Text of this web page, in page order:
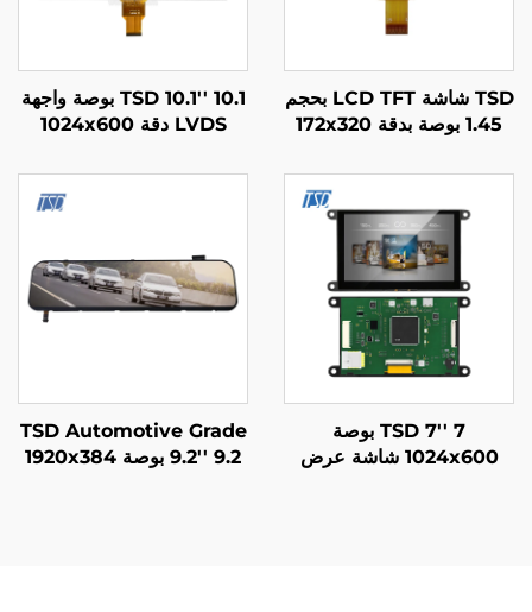
TSD شاشة LCD TFT بحجم
1.45 بوصة بدقة 172x320
برقاقة ST7789V3 IPS
TSD 10.1'' 10.1 بوصة واجهة
LVDS دقة 1024x600
لوحدات طبية
TSD 7'' 7 بوصة
1024x600 شاشة عرض
TSD Automotive Grade
9.2'' 9.2 بوصة 1920x384